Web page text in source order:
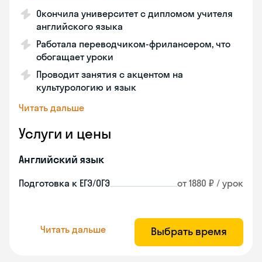
Окончила университет с дипломом учителя
английского языка
Работала переводчиком-фрилансером, что
обогащает уроки
Проводит занятия с акцентом на
культурологию и язык
Читать дальше
Услуги и цены
Английский язык
Подготовка к ЕГЭ/ОГЭ от 1880 ₽ / урок
Читать дальше Выбрать время